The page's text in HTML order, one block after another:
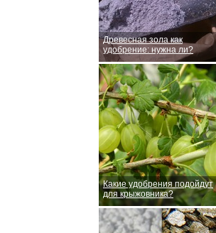
Древесная зола как
удобрение: нужна ли?
Какие удобрения подойдут
для крыжовника?